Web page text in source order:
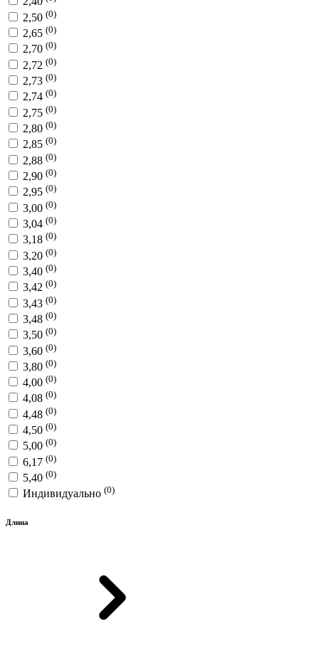
2,50 (0)
2,65 (0)
2,70 (0)
2,72 (0)
2,73 (0)
2,74 (0)
2,75 (0)
2,80 (0)
2,85 (0)
2,88 (0)
2,90 (0)
2,95 (0)
3,00 (0)
3,04 (0)
3,18 (0)
3,20 (0)
3,40 (0)
3,42 (0)
3,43 (0)
3,48 (0)
3,50 (0)
3,60 (0)
3,80 (0)
4,00 (0)
4,08 (0)
4,48 (0)
4,50 (0)
5,00 (0)
6,17 (0)
5,40 (0)
Индивидуально (0)
Длина